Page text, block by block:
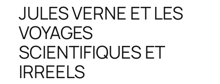
JULES VERNE ET LES
VOYAGES
SCIENTIFIQUES ET
IRREELS